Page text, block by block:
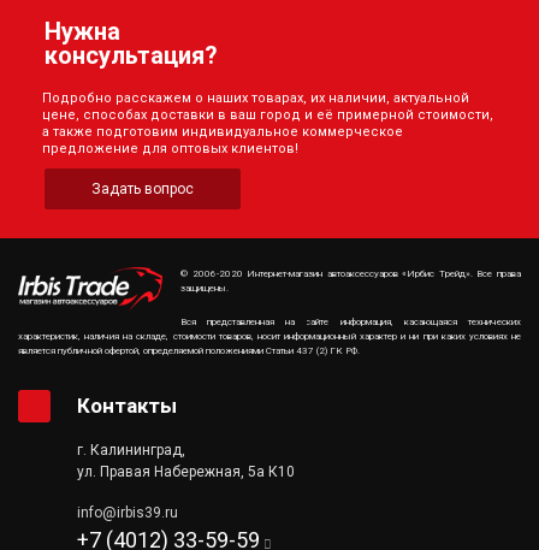
Нужна
консультация?
Подробно расскажем о наших товарах, их наличии, актуальной
цене, способах доставки в ваш город и её примерной стоимости,
а также подготовим индивидуальное коммерческое
предложение для оптовых клиентов!
Задать вопрос
© 2006-2020 Интернет-магазин автоаксессуаров «Ирбис Трейд». Все права
защищены.
Вся представленная на сайте информация, касающаяся технических
характеристик, наличия на складе, стоимости товаров, носит информационный характер и ни при каких условиях не
является публичной офертой, определяемой положениями Статьи 437 (2) ГК РФ.
Контакты
г. Калининград,
ул. Правая Набережная, 5а К10
info@irbis39.ru
+7 (4012) 33-59-59